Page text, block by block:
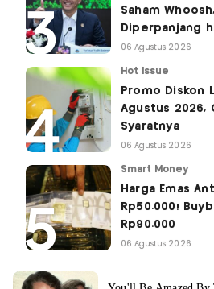
Saham
Diperpanjang
06 Agustus 2026
Hot Issue
Promo Diskon
Agustus 2026,
Syaratnya
06 Agustus 2026
Smart Money
Harga Emas
Rp50.000!
Rp90.000
06 Agustus 2026